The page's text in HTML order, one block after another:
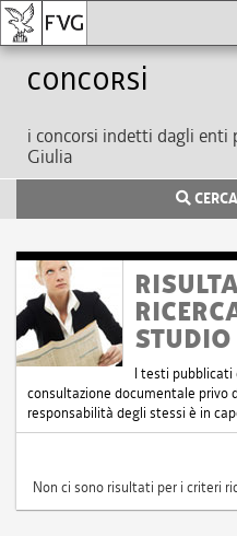
Concorsi
i concorsi indetti dagli enti
Giulia
STUDIO
I testi pubblicati
consultazione documentale privo
responsabilità degli stessi è in
Non ci sono risultati per i criteri